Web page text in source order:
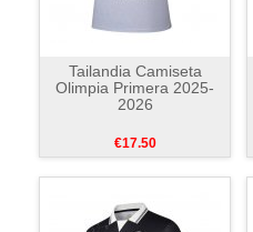
Tailandia Camiseta
Olimpia Primera 2025-
2026
€17.50